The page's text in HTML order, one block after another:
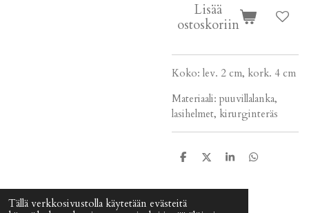
Tällä verkkosivustolla käytetään evästeitä
Lisää
ostoskoriin
Koko: lev. 2 cm, kork. 4 cm
Materiaali: puuvillalanka,
lasihelmet, kirurginteräs
J
J
J
J